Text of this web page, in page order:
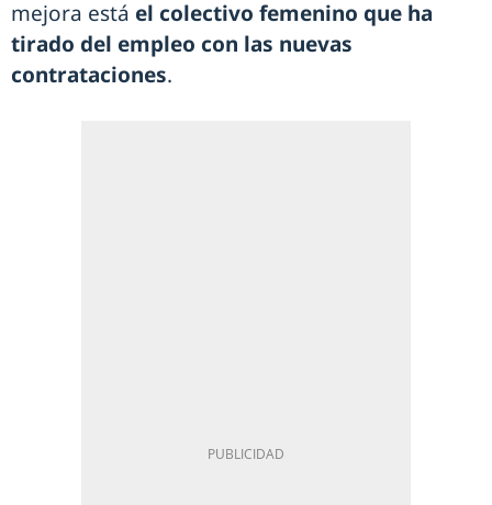
mejora está el colectivo femenino que ha
tirado del empleo con las nuevas
contrataciones.